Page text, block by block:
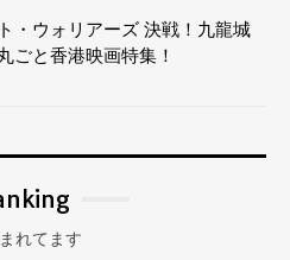
・ウォリアーズ 決戦！九龍城
ごと香港映画特集！
れてます